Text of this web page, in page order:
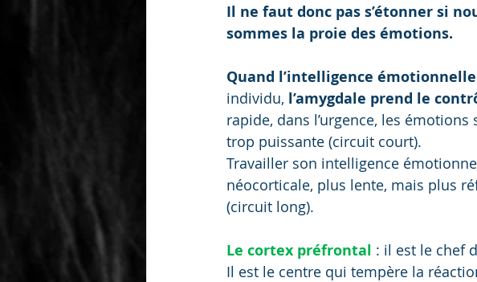
Il ne faut donc pas s’étonner si
sommes la proie des émotions.
Quand l’intelligence
individu, l’amygdale prend le
rapide, dans l’urgence, les
trop puissante (circuit court).
Travailler son intelligence
néocorticale, plus lente, mais plus
(circuit long).
Le cortex préfrontal : il est le chef
Il est le centre qui tempère la